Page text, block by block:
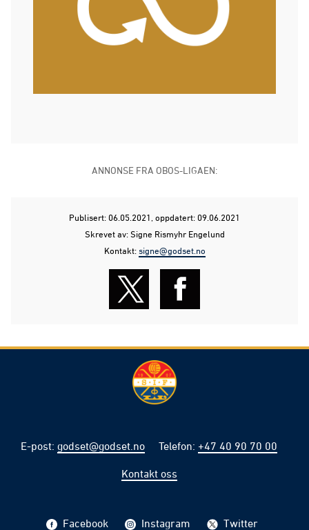
ANNONSE FRA OBOS-LIGAEN:
Publisert: 06.05.2021 , oppdatert: 09.06.2021
Skrevet av: Signe Rismyhr Engelund
Kontakt:signe@godset.no
E-post: godset@godset.no Telefon: +47 40 90 70 00
Kontakt oss
Facebook Instagram Twitter